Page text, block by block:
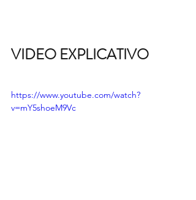
VIDEO EXPLICATIVO
https://www.youtube.com/watch?
v=mY5shoeM9Vc